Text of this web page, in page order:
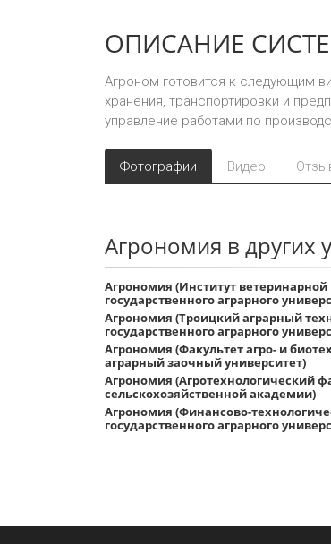
ОПИСАНИЕ
Агроном готовится к следующим
хранения, транспортировки и
управление работами по
Фотографии Видео
Агрономия в других
Агрономия (Институт
государственного аграрного
Агрономия (Троицкий аграрный
государственного аграрного
Агрономия (Факультет агро- и
аграрный заочный университет)
Агрономия (Агротехнологический
сельскохозяйственной академии)
Агрономия (Финансово-
государственного аграрного